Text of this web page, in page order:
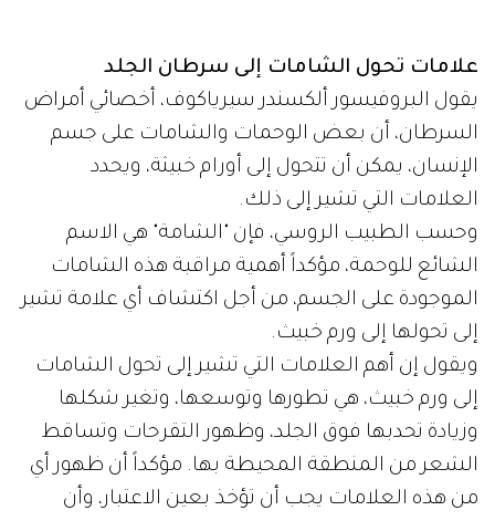
علامات تحول الشامات إلى سرطان الجلد
يقول البروفيسور ألكسندر سيرياكوف، أخصائي أمراض
السرطان، أن بعض الوحمات والشامات على جسم
الإنسان، يمكن أن تتحول إلى أورام خبيثة، ويحدد
العلامات التي تشير إلى ذلك.
وحسب الطبيب الروسي، فإن "الشامة" هي الاسم
الشائع للوحمة، مؤكداً أهمية مراقبة هذه الشامات
الموجودة على الجسم، من أجل اكتشاف أي علامة تشير
إلى تحولها إلى ورم خبيث.
ويقول إن أهم العلامات التي تشير إلى تحول الشامات
إلى ورم خبيث، هي تطورها وتوسعها، وتغير شكلها
وزيادة تحدبها فوق الجلد، وظهور التقرحات وتساقط
الشعر من المنطقة المحيطة بها. مؤكداً أن ظهور أي
من هذه العلامات يجب أن تؤخذ بعين الاعتبار، وأن